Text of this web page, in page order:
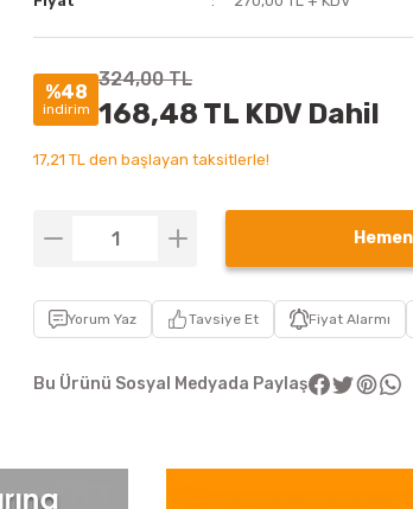
%48
indirim
324,00 TL
168,48 TL KDV Dahil
17,21 TL den başlayan taksitlerle!
Hemen
Yorum Yaz Tavsiye Et Fiyat Alarmı
Bu Ürünü Sosyal Medyada Paylaş